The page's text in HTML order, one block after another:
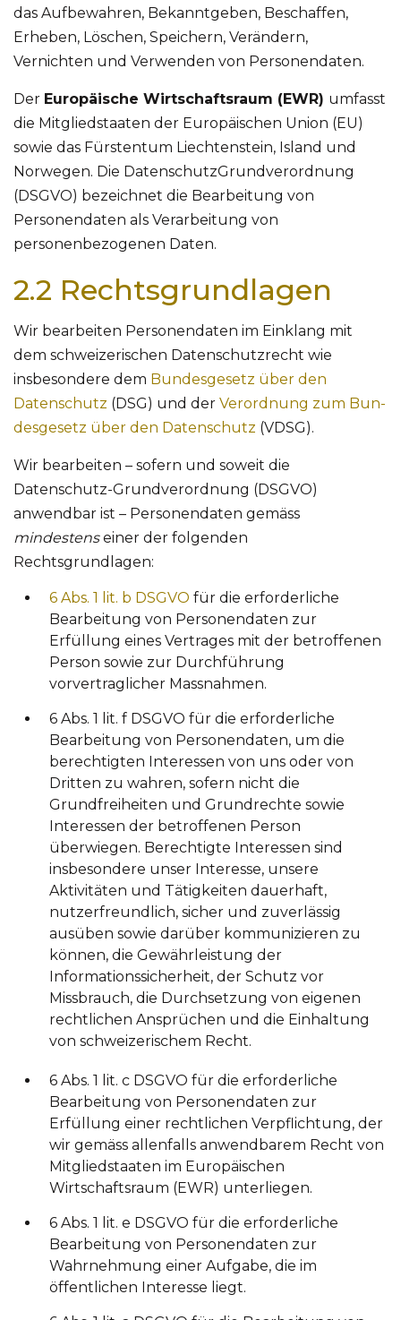
das Aufbewahren, Bekanntgeben, Beschaffen,
Erheben, Löschen, Speichern, Verändern,
Vernichten und Verwenden von Personendaten.
Der Europäische Wirtschaftsraum (EWR) umfasst
die Mitgliedstaaten der Europäischen Union (EU)
sowie das Fürstentum Liechtenstein, Island und
Norwegen. Die DatenschutzGrundverordnung
(DSGVO) bezeichnet die Bearbeitung von
Personendaten als Verarbeitung von
personenbezogenen Daten.
2.2 Rechtsgrundlagen
Wir bearbeiten Personendaten im Einklang mit
dem schweizerischen Datenschutzrecht wie
insbesondere dem Bundesgesetz über den
Datenschutz (DSG) und der Verordnung zum Bun-
desgesetz über den Datenschutz (VDSG).
Wir bearbeiten – sofern und soweit die
Datenschutz-Grundverordnung (DSGVO)
anwendbar ist – Personendaten gemäss
mindestenseiner der folgenden
Rechtsgrundlagen:
6 Abs. 1 lit. b DSGVO für die erforderliche
Bearbeitung von Personendaten zur
Erfüllung eines Vertrages mit der betroffenen
Person sowie zur Durchführung
vorvertraglicher Massnahmen.
6 Abs. 1 lit. f DSGVO für die erforderliche
Bearbeitung von Personendaten, um die
berechtigten Interessen von uns oder von
Dritten zu wahren, sofern nicht die
Grundfreiheiten und Grundrechte sowie
Interessen der betroffenen Person
überwiegen. Berechtigte Interessen sind
insbesondere unser Interesse, unsere
Aktivitäten und Tätigkeiten dauerhaft,
nutzerfreundlich, sicher und zuverlässig
ausüben sowie darüber kommunizieren zu
können, die Gewährleistung der
Informationssicherheit, der Schutz vor
Missbrauch, die Durchsetzung von eigenen
rechtlichen Ansprüchen und die Einhaltung
von schweizerischem Recht.
6 Abs. 1 lit. c DSGVO für die erforderliche
Bearbeitung von Personendaten zur
Erfüllung einer rechtlichen Verpflichtung, der
wir gemäss allenfalls anwendbarem Recht von
Mitgliedstaaten im Europäischen
Wirtschaftsraum (EWR) unterliegen.
6 Abs. 1 lit. e DSGVO für die erforderliche
Bearbeitung von Personendaten zur
Wahrnehmung einer Aufgabe, die im
öffentlichen Interesse liegt.